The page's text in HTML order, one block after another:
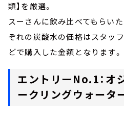
類】を厳選。
スーさんに飲み比べてもらいた
ぞれの炭酸水の価格はスタッ
どで購入した金額となります。
エントリーNo.1：オ
ークリングウォータ